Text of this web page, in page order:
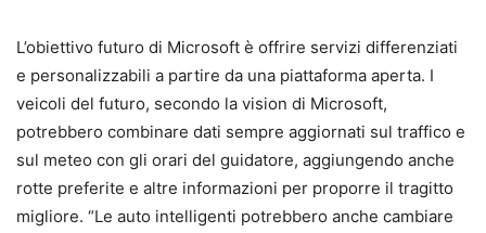
L’obiettivo futuro di Microsoft è offrire servizi differenziati
e personalizzabili a partire da una piattaforma aperta. I
veicoli del futuro, secondo la vision di Microsoft,
potrebbero combinare dati sempre aggiornati sul traffico e
sul meteo con gli orari del guidatore, aggiungendo anche
rotte preferite e altre informazioni per proporre il tragitto
migliore. “Le auto intelligenti potrebbero anche cambiare